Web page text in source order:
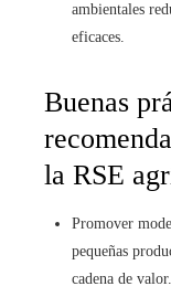
ambientales
eficaces.
Buenas
la RSE
Promover
pequeñas
cadena de valor.